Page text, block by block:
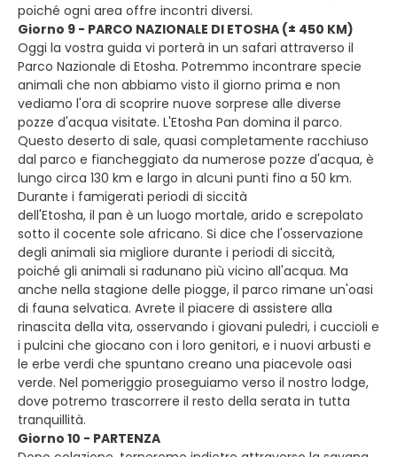
poiché ogni area offre incontri diversi.
Giorno 9 - PARCO NAZIONALE DI ETOSHA (± 450 KM)
Oggi la vostra guida vi porterà in un safari attraverso il
Parco Nazionale di Etosha. Potremmo incontrare specie
animali che non abbiamo visto il giorno prima e non
vediamo l'ora di scoprire nuove sorprese alle diverse
pozze d'acqua visitate. L'Etosha Pan domina il parco.
Questo deserto di sale, quasi completamente racchiuso
dal parco e fiancheggiato da numerose pozze d'acqua, è
lungo circa 130 km e largo in alcuni punti fino a 50 km.
Durante i famigerati periodi di siccità
dell'Etosha, il pan è un luogo mortale, arido e screpolato
sotto il cocente sole africano. Si dice che l'osservazione
degli animali sia migliore durante i periodi di siccità,
poiché gli animali si radunano più vicino all'acqua. Ma
anche nella stagione delle piogge, il parco rimane un'oasi
di fauna selvatica. Avrete il piacere di assistere alla
rinascita della vita, osservando i giovani puledri, i cuccioli e
i pulcini che giocano con i loro genitori, e i nuovi arbusti e
le erbe verdi che spuntano creano una piacevole oasi
verde. Nel pomeriggio proseguiamo verso il nostro lodge,
dove potremo trascorrere il resto della serata in tutta
tranquillità.
Giorno 10 - PARTENZA